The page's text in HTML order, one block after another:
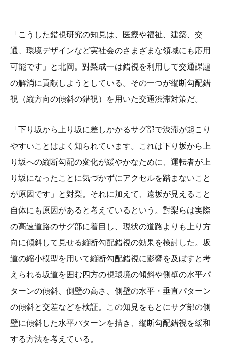
「こうした錯視研究の知見は、医療や福祉、建築、交
通、環境デザインなど実社会のさまざまな領域にも応用
可能です」と北岡。對梨成一は錯視を利用して交通課題
の解消に貢献しようとしている。その一つが縦断勾配錯
視（縦方向の傾斜の錯視）を用いた交通渋滞対策だ。
「下り坂から上り坂に差しかかるサグ部で渋滞が起こり
やすいことはよく知られています。これは下り坂から上
り坂への縦断勾配の変化が緩やかなために、運転者が上
り坂になったことに気づかずにアクセルを踏まないこと
が原因です」と對梨。それに加えて、遠坂が見えること
自体にも原因があると考えているという。對梨らは実際
の高速道路のサグ部に着目し、現状の道路よりも上り方
向に傾斜して見せる縦断勾配錯視の効果を検討した。坂
道の縮小模型を用いて縦断勾配錯視に影響を及ぼすと考
えられる坂道を囲む四方の視環境の傾斜や側壁の水平パ
ターンの傾斜、側壁の高さ、側壁の水平・垂直パターン
の傾斜と交差などを検証。この知見をもとにサグ部の側
壁に傾斜した水平パターンを描き、縦断勾配錯視を緩和
する方法を考えている。